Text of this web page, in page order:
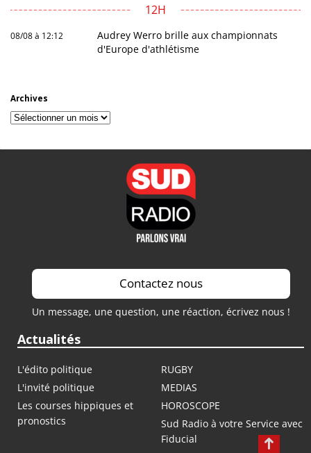
12H
08/08 à 12:12
Audrey Werro brille aux championnats
d'Europe d'athlétisme
Archives
Archives
Contactez nous
Un message, une question, une réaction, écrivez nous !
Actualités
L'édito politique
RUGBY
L'invité politique
MEDIAS
Les courses hippiques et
pronostics
HOROSCOPE
Sud Radio à votre Service avec
Fiducial